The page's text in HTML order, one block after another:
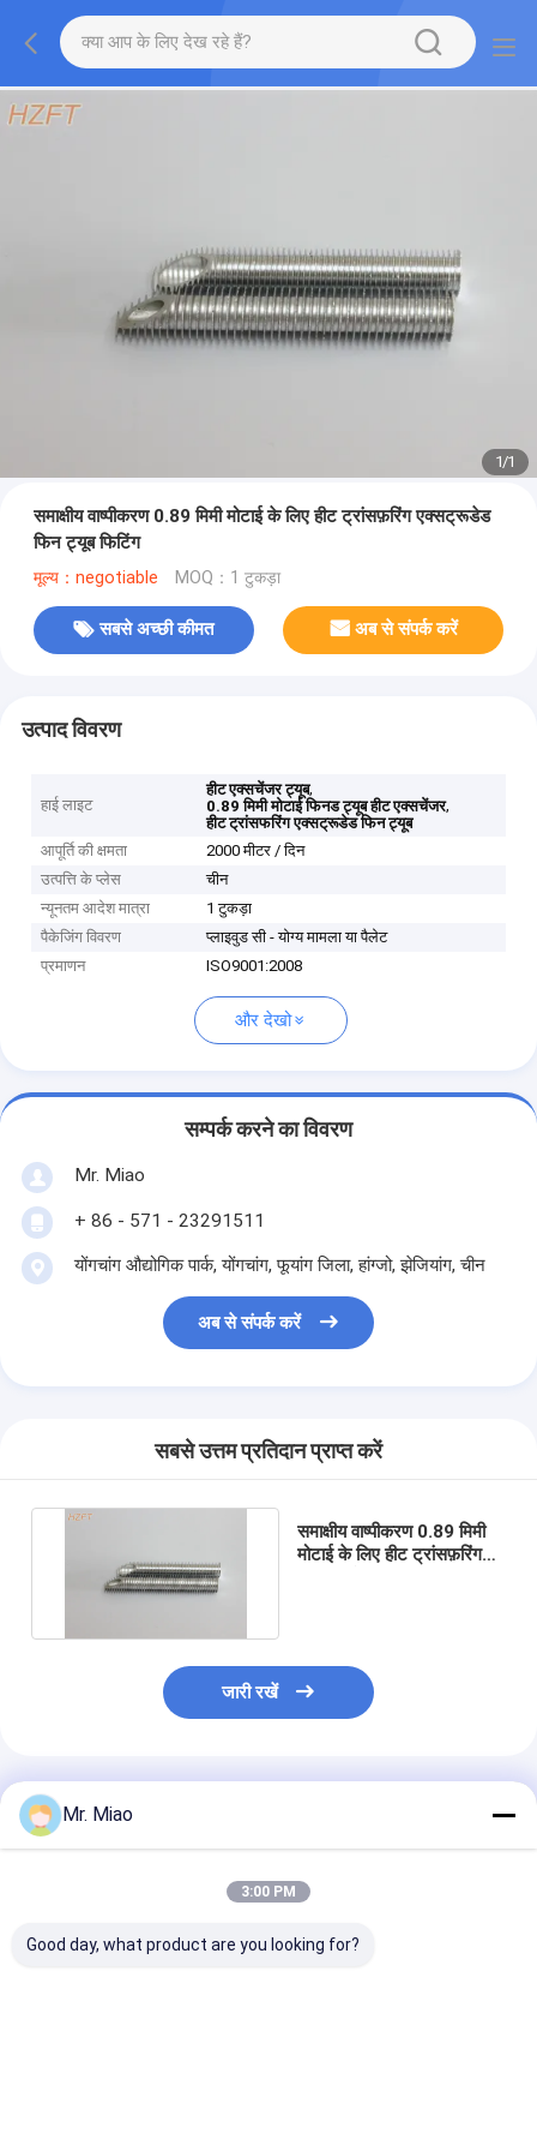
1/1
समाक्षीय वाष्पीकरण 0.89 मिमी मोटाई के लिए हीट ट्रांसफ़रिंग एक्सट्रूडेड
फिन ट्यूब फिटिंग
मूल्य：negotiable MOQ：1 टुकड़ा
सबसे अच्छी कीमत अब से संपर्क करें
उत्पाद विवरण
हाई लाइट
हीट एक्सचेंजर ट्यूब,
0.89 मिमी मोटाई फिनड ट्यूब हीट एक्सचेंजर,
हीट ट्रांसफरिंग एक्सट्रूडेड फिन ट्यूब
आपूर्ति की क्षमता
2000 मीटर / दिन
उत्पत्ति के प्लेस
चीन
न्यूनतम आदेश मात्रा
1 टुकड़ा
पैकेजिंग विवरण
प्लाइवुड सी - योग्य मामला या पैलेट
प्रमाणन
ISO9001:2008
और देखो
सम्पर्क करने का विवरण
Mr. Miao
+ 86 - 571 - 23291511
योंगचांग औद्योगिक पार्क, योंगचांग, ​​फूयांग जिला, हांग्जो, झेजियांग, चीन
अब से संपर्क करें
सबसे उत्तम प्रतिदान प्राप्त करें
समाक्षीय वाष्पीकरण 0.89 मिमी
मोटाई के लिए हीट ट्रांसफ़रिंग
जारी रखें
अनुशंसित उत्पाद
Mr. Miao
3:00 PM
Good day, what product are you looking for?